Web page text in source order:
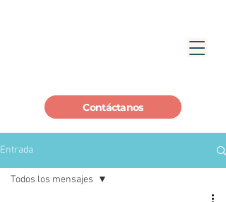
Contáctanos
Entrada
Todos los mensajes